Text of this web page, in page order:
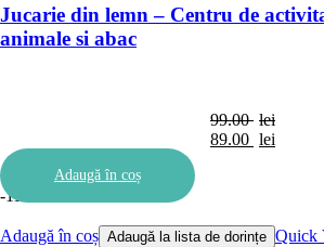
Jucarie din lemn – Centru de
animale si abac
99.00 lei
Prețul
89.00 lei
Adaugă în coș
-11%
Adaugă în coș Adaugă la lista de dorințe Quick